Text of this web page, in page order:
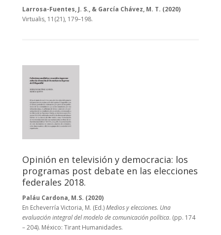
Larrosa-Fuentes, J. S., & García Chávez, M. T. (2020)
Virtualis, 11(21), 179–198.
Opinión en televisión y democracia: los
programas post debate en las elecciones
federales 2018.
Paláu Cardona, M.S. (2020)
En Echeverría Victoria, M. (Ed.)Medios y elecciones. Una
evaluación integral del modelo de comunicación política. (pp. 174
– 204). México: Tirant Humanidades.